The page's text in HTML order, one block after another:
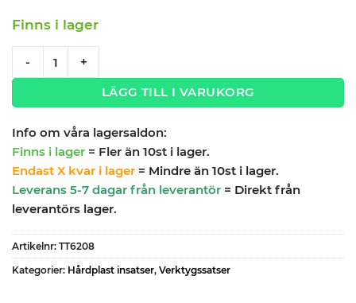
Finns i lager
- +
LÄGG TILL I VARUKORG
Info om våra lagersaldon:
Finns i lager = Fler än 10st i lager.
Endast X kvar i lager = Mindre än 10st i lager.
Leverans 5-7 dagar från leverantör = Direkt från
leverantörs lager.
Artikelnr: TT6208
Kategorier: Hårdplast insatser, Verktygssatser